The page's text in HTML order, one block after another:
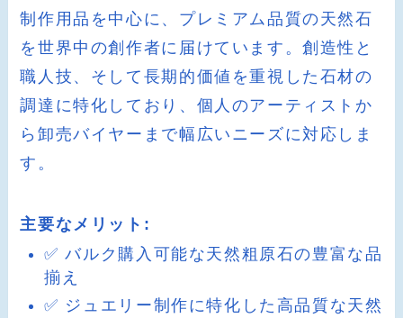
制作用品を中心に、プレミアム品質の天然石
を世界中の創作者に届けています。創造性と
職人技、そして長期的価値を重視した石材の
調達に特化しており、個人のアーティストか
ら卸売バイヤーまで幅広いニーズに対応しま
す。
主要なメリット:
✅ バルク購入可能な天然粗原石の豊富な品
揃え
✅ ジュエリー制作に特化した高品質な天然